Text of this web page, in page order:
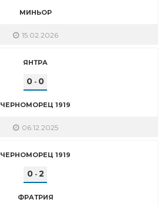
МИНЬОР
15.02.2026
ЯНТРА
0 - 0
ЧЕРНОМОРЕЦ 1919
06.12.2025
ЧЕРНОМОРЕЦ 1919
0- 2
ФРАТРИЯ